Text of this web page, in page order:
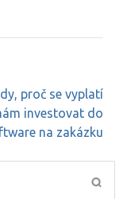
proč se vyplatí
investovat do
na zakázku